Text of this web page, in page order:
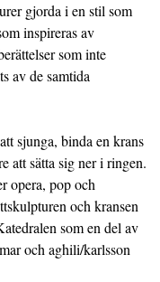
gjorda i en stil som
inspireras av
som inte
av de samtida
sjunga, binda en krans
att sätta sig ner i ringen.
opera, pop och
och kransen
som en del av
och aghili/karlsson